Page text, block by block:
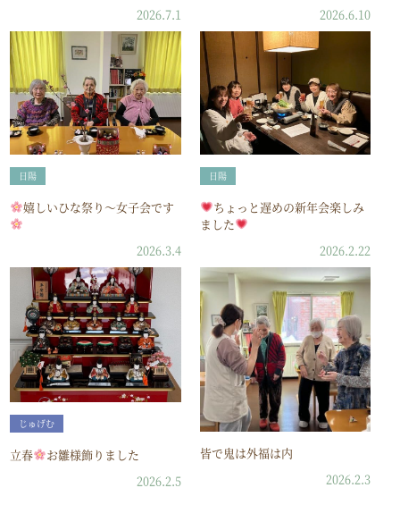
2026.7.1
2026.6.10
日陽
嬉しいひな祭り～女子会です
2026.3.4
日陽
ちょっと遅めの新年会楽しみ
ました
2026.2.22
じゅげむ
立春
お雛様飾りました
2026.2.5
皆で鬼は外福は内
2026.2.3